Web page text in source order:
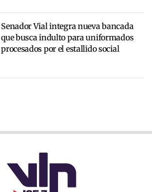
Senador Vial integra nueva bancada
que busca indulto para uniformados
procesados por el estallido social